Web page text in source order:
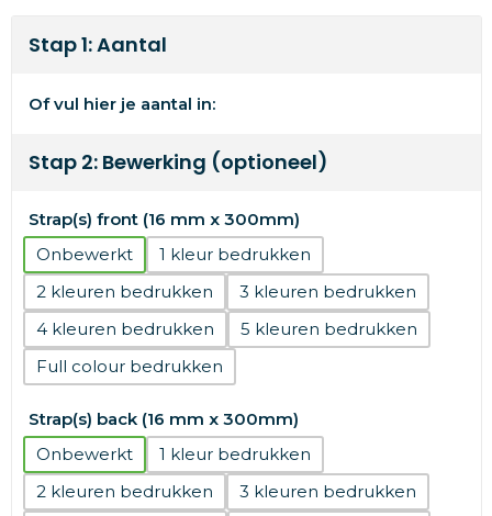
Stap 1: Aantal
Of vul hier je aantal in:
Stap 2: Bewerking (optioneel)
Strap(s) front (16 mm x 300mm)
Onbewerkt
1
2
3
4
5
Full colour
Strap(s) back (16 mm x 300mm)
Onbewerkt
1
2
3